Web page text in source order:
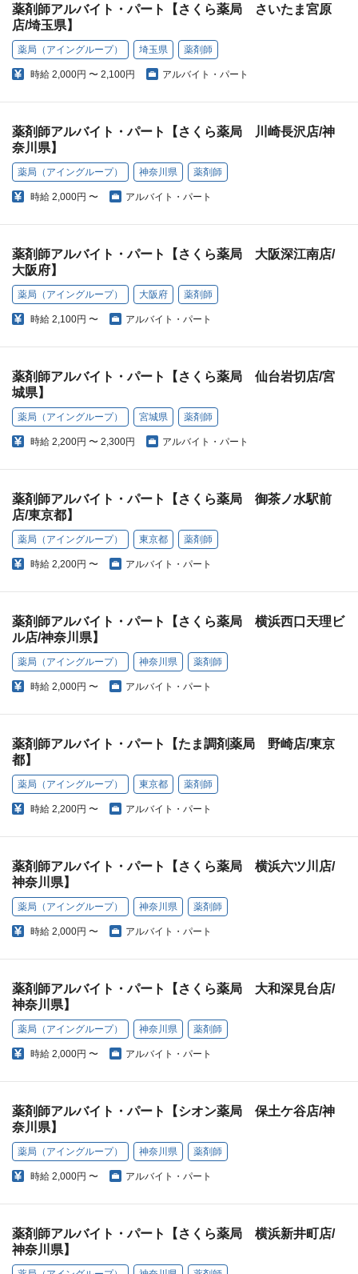
薬剤師アルバイト・パート【さくら薬局 さいたま宮原
店/埼玉県】
薬局（アイングループ） 埼玉県 薬剤師
時給 2,000円 〜 2,100円 アルバイト・パート
薬剤師アルバイト・パート【さくら薬局 川崎長沢店/神
奈川県】
薬局（アイングループ） 神奈川県 薬剤師
時給 2,000円 〜 アルバイト・パート
薬剤師アルバイト・パート【さくら薬局 大阪深江南店/
大阪府】
薬局（アイングループ） 大阪府 薬剤師
時給 2,100円 〜 アルバイト・パート
薬剤師アルバイト・パート【さくら薬局 仙台岩切店/宮
城県】
薬局（アイングループ） 宮城県 薬剤師
時給 2,200円 〜 2,300円 アルバイト・パート
薬剤師アルバイト・パート【さくら薬局 御茶ノ水駅前
店/東京都】
薬局（アイングループ） 東京都 薬剤師
時給 2,200円 〜 アルバイト・パート
薬剤師アルバイト・パート【さくら薬局 横浜西口天理ビ
ル店/神奈川県】
薬局（アイングループ） 神奈川県 薬剤師
時給 2,000円 〜 アルバイト・パート
薬剤師アルバイト・パート【たま調剤薬局 野崎店/東京
都】
薬局（アイングループ） 東京都 薬剤師
時給 2,200円 〜 アルバイト・パート
薬剤師アルバイト・パート【さくら薬局 横浜六ツ川店/
神奈川県】
薬局（アイングループ） 神奈川県 薬剤師
時給 2,000円 〜 アルバイト・パート
薬剤師アルバイト・パート【さくら薬局 大和深見台店/
神奈川県】
薬局（アイングループ） 神奈川県 薬剤師
時給 2,000円 〜 アルバイト・パート
薬剤師アルバイト・パート【シオン薬局 保土ケ谷店/神
奈川県】
薬局（アイングループ） 神奈川県 薬剤師
時給 2,000円 〜 アルバイト・パート
薬剤師アルバイト・パート【さくら薬局 横浜新井町店/
神奈川県】